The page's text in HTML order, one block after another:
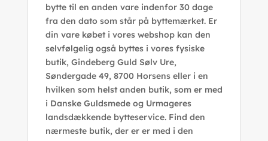
bytte til en anden vare indenfor 30 dage
fra den dato som står på byttemærket. Er
din vare købet i vores webshop kan den
selvfølgelig også byttes i vores fysiske
butik, Gindeberg Guld Sølv Ure,
Søndergade 49, 8700 Horsens eller i en
hvilken som helst anden butik, som er med
i Danske Guldsmede og Urmageres
landsdækkende bytteservice. Find den
nærmeste butik, der er er med i den